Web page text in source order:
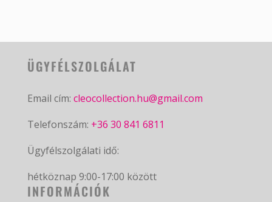
ÜGYFÉLSZOLGÁLAT
Email cím: cleocollection.hu@gmail.com
Telefonszám: +36 30 841 6811
Ügyfélszolgálati idő:
hétköznap 9:00-17:00 között
INFORMÁCIÓK